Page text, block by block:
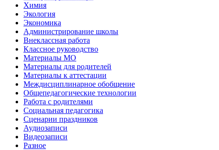
Химия
Экология
Экономика
Администрирование школы
Внеклассная работа
Классное руководство
Материалы МО
Материалы для родителей
Материалы к аттестации
Междисциплинарное обобщение
Общепедагогические технологии
Работа с родителями
Социальная педагогика
Сценарии праздников
Аудиозаписи
Видеозаписи
Разное